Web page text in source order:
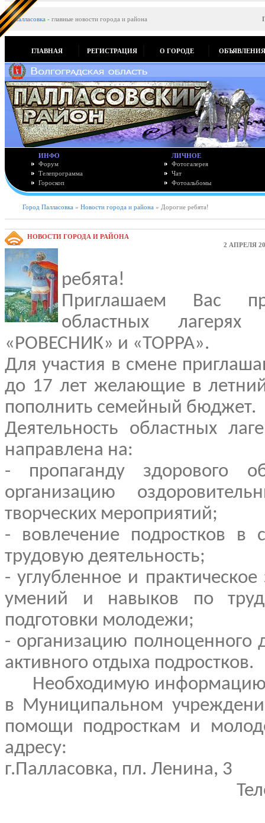
Палласовка - главные новости города и района
ГЛАВНАЯ РЕГИСТРАЦИЯ О ГОРОДЕ ОБЪЯВЛЕНИЯ
ИНФО
Форум
Телепрограмма
Гороскоп
ЛИЧНОЕ
Фотогалерея
Чат
Фотоальбомы
Город Палласовка » Новости города и района » Дорогие ребята!
НОВОСТИ ГОРОДА И РАЙОНА
2 АПРЕЛЯ
ребята!
Приглашаем Вас
областных
«РОВЕСНИК» и «ТОРРА».
Для участия в смене
до 17 лет желающие в
пополнить семейный бюджет.
Деятельность областных
направлена на:
- пропаганду здорового
организацию
творческих мероприятий;
- вовлечение подростков в
трудовую деятельность;
- углубленное и
умений и навыков по
подготовки молодежи;
- организацию полноценного
активного отдыха подростков.
Необходимую
в Муниципальном
помощи подросткам и
адресу:
г.Палласовка, пл. Ленина, 3
Телефон: